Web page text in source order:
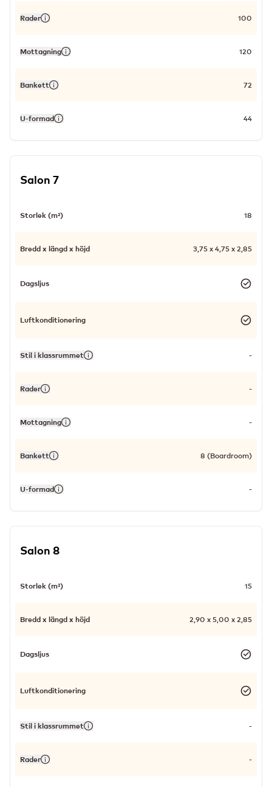
Rader 100
Mottagning 120
Bankett 72
U-formad 44
Salon 7
Storlek (m²) 18
Bredd x längd x höjd 3,75 x 4,75 x 2,85
Dagsljus
Luftkonditionering
Stil i klassrummet -
Rader -
Mottagning -
Bankett 8 (Boardroom)
U-formad -
Salon 8
Storlek (m²) 15
Bredd x längd x höjd 2,90 x 5,00 x 2,85
Dagsljus
Luftkonditionering
Stil i klassrummet -
Rader -